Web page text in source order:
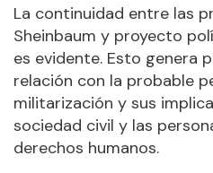
La continuidad entre las
Sheinbaum y proyecto
es evidente. Esto genera
relación con la probable
militarización y sus
sociedad civil y las
derechos humanos.